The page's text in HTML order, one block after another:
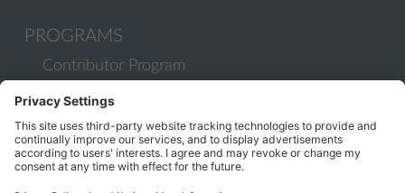
PROGRAMS
Contributor Program
Partner Program
COMMUNITY